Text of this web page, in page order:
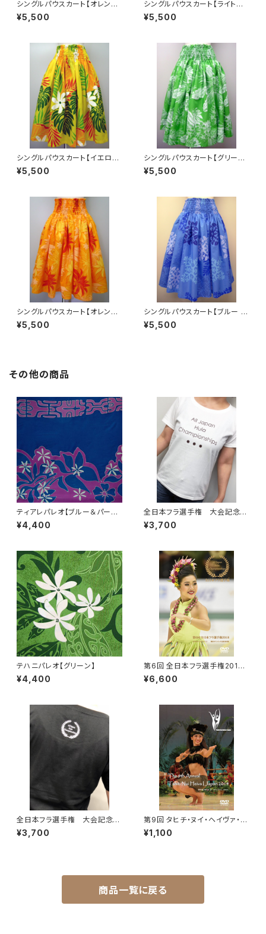
シングルパウスカート【オレンジ
/ ハイビスカス・プルメリア】
¥5,500
シングルパウスカート【ライトグ
リーン / ハイビスカス・プルメリ
ア】
¥5,500
シングルパウスカート【イエロー
/ ティアレ・モンステラ】
¥5,500
シングルパウスカート【グリーン
/ プルメリア・モンステラ】
¥5,500
シングルパウスカート【オレンジ
/ ティーリーフ・ティアレ】
¥5,500
シングルパウスカート【ブルー /
ハワイアンキルト】
¥5,500
その他の商品
ティアレパレオ【ブルー＆パープ
ル】
¥4,400
全日本フラ選手権 大会記念T
シャツ【ホワイト】
¥3,700
テハニパレオ【グリーン】
¥4,400
第6回 全日本フラ選手権2018
DVD
¥6,600
全日本フラ選手権 大会記念T
シャツ【ブラック】
¥3,700
第9回 タヒチ・ヌイ・ヘイヴァ・
イ・ジャパン 2014 DVD
¥1,100
商品一覧に戻る